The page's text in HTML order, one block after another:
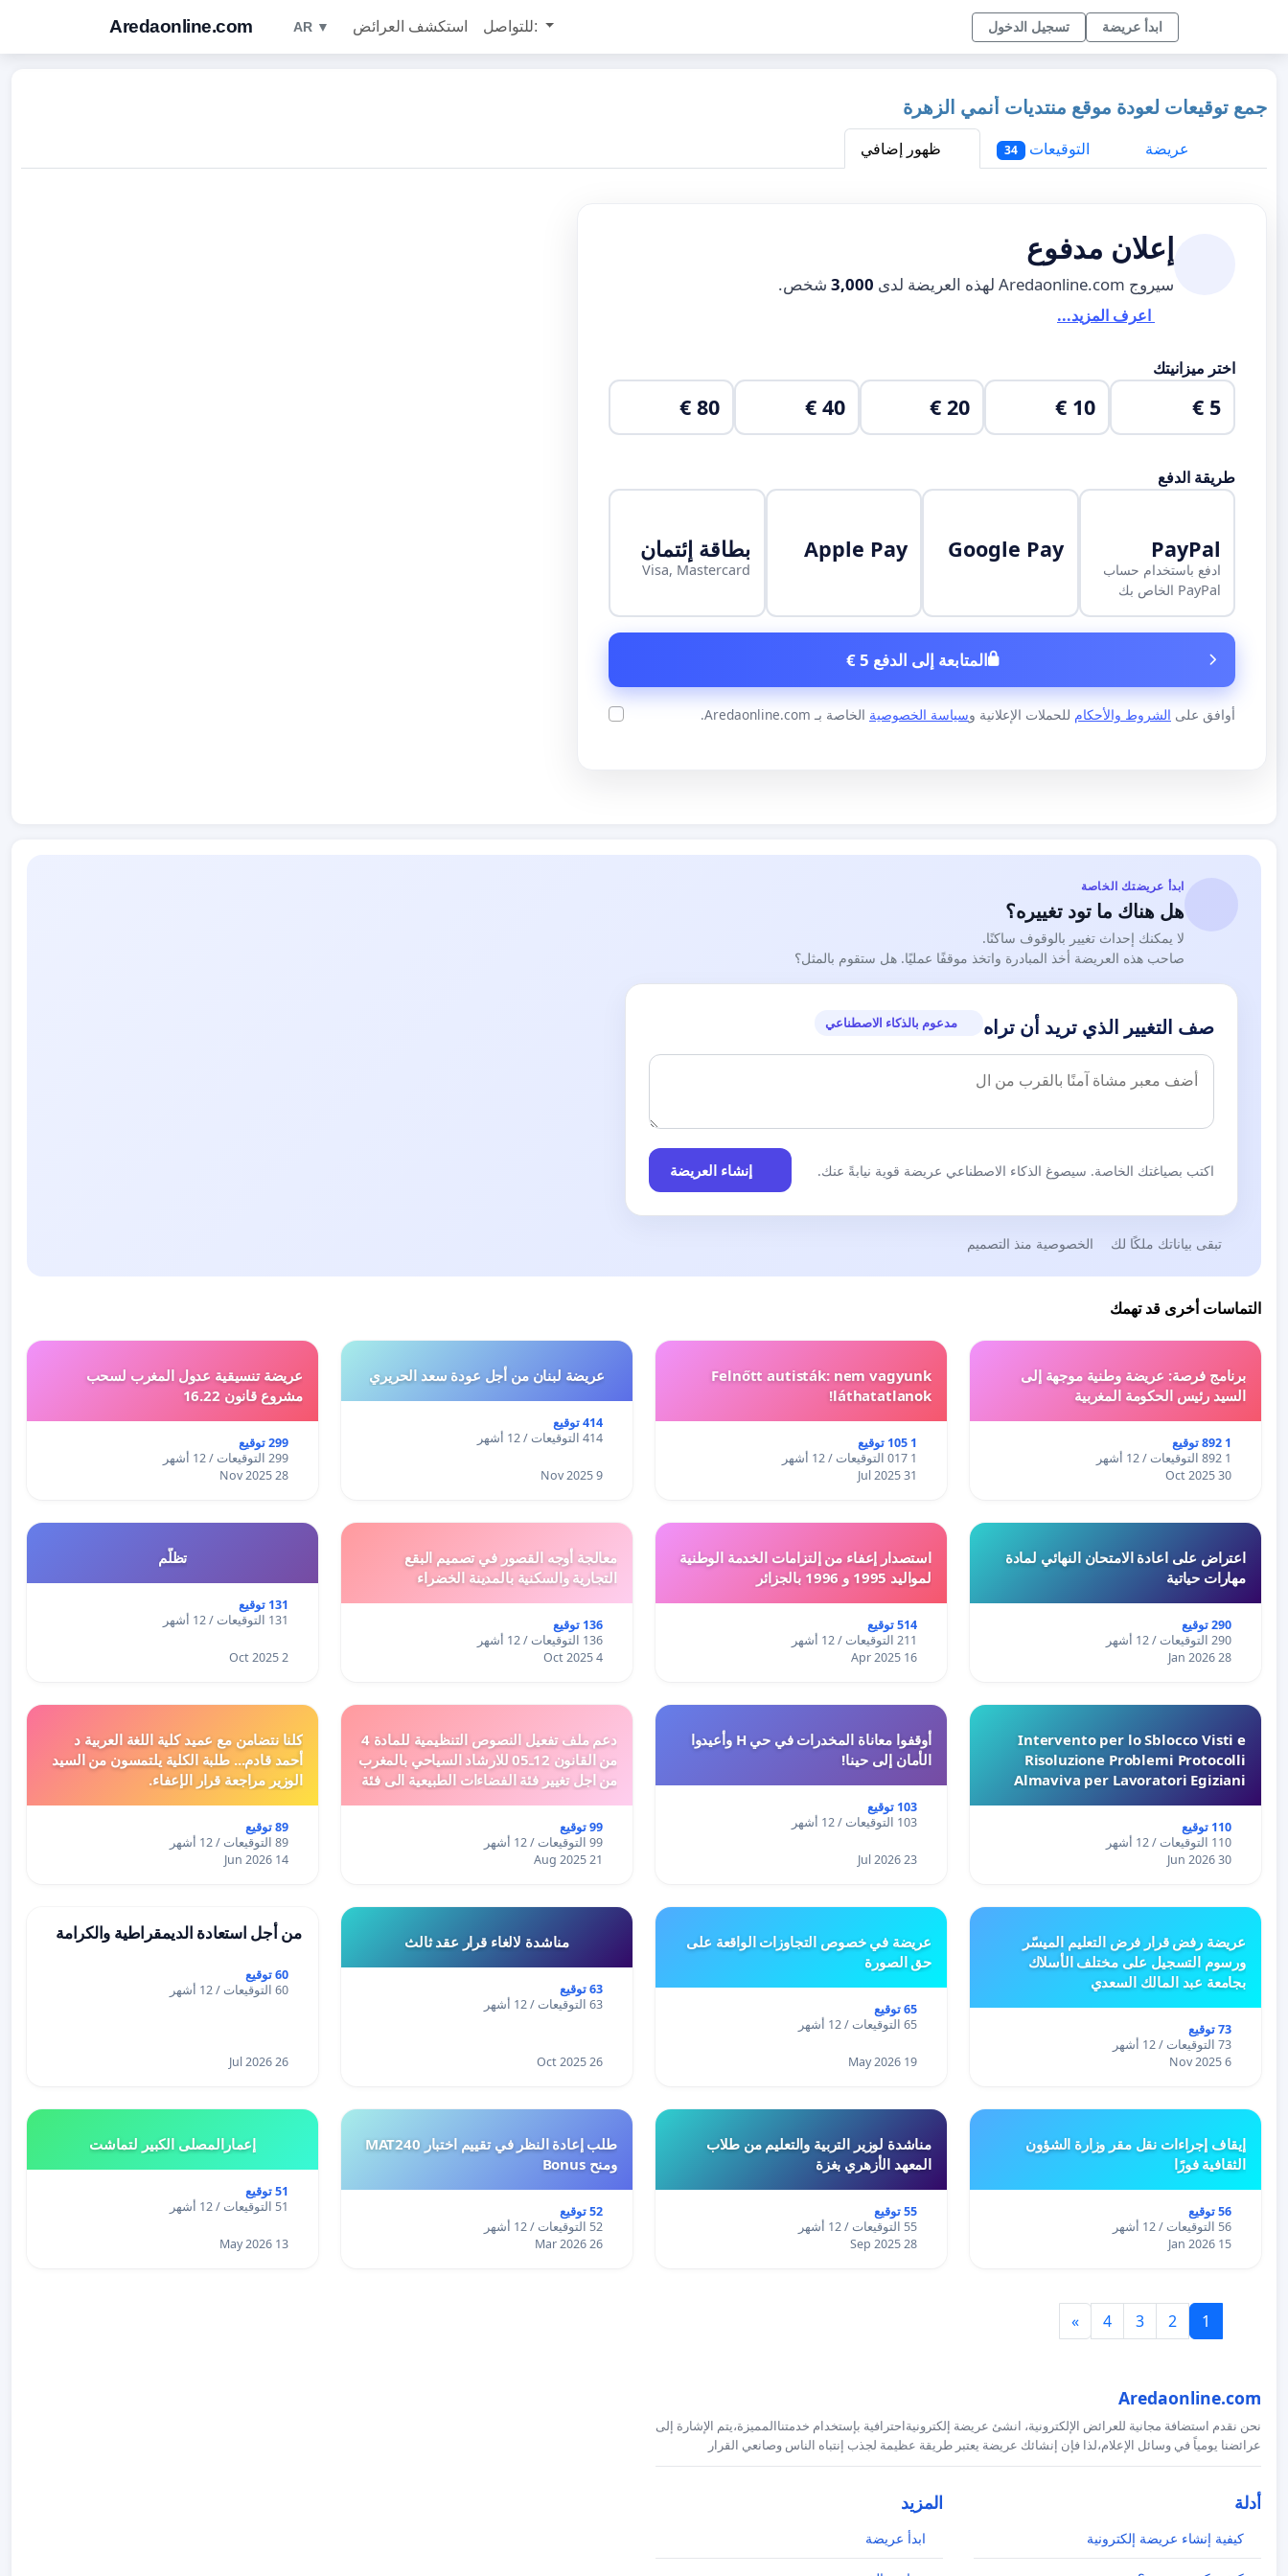
Aredaonline.com AR ▼ استكشف العرائض للتواصل: تسجيل الدخول ابدأ عريضة
جمع توقيعات لعودة موقع منتديات أنمي الزهرة
عريضة
التوقيعات 34 ظهور إضافي
إعلان مدفوع
سيروج Aredaonline.com لهذه العريضة لدى 3,000 شخص.
اعرف المزيد...
اختر ميزانيتك
5 €
10 €
20 €
40 €
80 €
طريقة الدفع
PayPal
ادفع باستخدام حساب
PayPal الخاص بك
Google Pay
Apple Pay بطاقة إئتمان
Visa, Mastercard
المتابعة إلى الدفع 5 €
أوافق على الشروط والأحكام للحملات الإعلانية وسياسة الخصوصية الخاصة بـ Aredaonline.com.
ابدأ عريضتك الخاصة
هل هناك ما تود تغييره؟
لا يمكنك إحداث تغيير بالوقوف ساكنًا.
صاحب هذه العريضة أخذ المبادرة واتخذ موقفًا عمليًا. هل ستقوم بالمثل؟
صف التغيير الذي تريد أن تراه مدعوم بالذكاء الاصطناعي
اكتب بصياغتك الخاصة. سيصوغ الذكاء الاصطناعي عريضة قوية نيابةً عنك. إنشاء العريضة
تبقى بياناتك ملكًا لك الخصوصية منذ التصميم
التماسات أخرى قد تهمك
برنامج فرصة: عريضة وطنية موجهة إلى
السيد رئيس الحكومة المغربية
1 892 توقيع
1 892 التوقيعات / 12 أشهر
30 Oct 2025
Felnőtt autisták: nem vagyunk
láthatatlanok!
1 105 توقيع
1 017 التوقيعات / 12 أشهر
31 Jul 2025
عريضة لبنان من أجل عودة سعد الحريري
414 توقيع
414 التوقيعات / 12 أشهر
9 Nov 2025
عريضة تنسيقية عدول المغرب لسحب
مشروع قانون 16.22
299 توقيع
299 التوقيعات / 12 أشهر
28 Nov 2025
اعتراض على اعادة الامتحان النهائي لمادة
مهارات حياتية
290 توقيع
290 التوقيعات / 12 أشهر
28 Jan 2026
استصدار إعفاء من إلتزامات الخدمة الوطنية
لمواليد 1995 و 1996 بالجزائر
514 توقيع
211 التوقيعات / 12 أشهر
16 Apr 2025
معالجة أوجه القصور في تصميم البقع
التجارية والسكنية بالمدينة الخضراء
136 توقيع
136 التوقيعات / 12 أشهر
4 Oct 2025
تظلّم
131 توقيع
131 التوقيعات / 12 أشهر
2 Oct 2025
Intervento per lo Sblocco Visti e
Risoluzione Problemi Protocolli
Almaviva per Lavoratori Egiziani
110 توقيع
110 التوقيعات / 12 أشهر
30 Jun 2026
أوقفوا معاناة المخدرات في حي H وأعيدوا
الأمان إلى حينا!
103 توقيع
103 التوقيعات / 12 أشهر
23 Jul 2026
دعم ملف تفعيل النصوص التنظيمية للمادة 4
من القانون 12ـ05 للارشاد السياحي بالمغرب
من اجل تغيير فئة الفضاءات الطبيعية الى فئة
99 توقيع
99 التوقيعات / 12 أشهر
21 Aug 2025
كلنا نتضامن مع عميد كلية اللغة العربية د
أحمد قادم... طلبة الكلية يلتمسون من السيد
الوزير مراجعة قرار الإعفاء.
89 توقيع
89 التوقيعات / 12 أشهر
14 Jun 2026
عريضة رفض قرار فرض التعليم الميسّر
ورسوم التسجيل على مختلف الأسلاك
بجامعة عبد المالك السعدي
73 توقيع
73 التوقيعات / 12 أشهر
6 Nov 2025
عريضة في خصوص التجاوزات الواقعة على
حق الصورة
65 توقيع
65 التوقيعات / 12 أشهر
19 May 2026
مناشدة لالغاء قرار عقد ثالث
63 توقيع
63 التوقيعات / 12 أشهر
26 Oct 2025
من أجل استعادة الديمقراطية والكرامة
60 توقيع
60 التوقيعات / 12 أشهر
26 Jul 2026
إيقاف إجراءات نقل مقر وزارة الشؤون
الثقافية فورًا
56 توقيع
56 التوقيعات / 12 أشهر
15 Jan 2026
مناشدة لوزير التربية والتعليم من طلاب
المعهد الأزهري بغزة
55 توقيع
55 التوقيعات / 12 أشهر
28 Sep 2025
طلب إعادة النظر في تقييم اختبار MAT240
ومنح Bonus
52 توقيع
52 التوقيعات / 12 أشهر
26 Mar 2026
إعمارالمصلى الكبير لتماشت
51 توقيع
51 التوقيعات / 12 أشهر
13 May 2026
1
2
3
4
»
Aredaonline.com
نحن نقدم استضافة مجانية للعرائض الإلكترونية، انشئ عريضة إلكترونيةاحترافية بإستخدام خدمتناالمميزة،يتم الإشارة إلى
عرائضنا يومياً في وسائل الإعلام،لذا فإن إنشائك عريضة يعتبر طريقة عظيمة لجذب إنتباه الناس وصانعي القرار
أدلة
كيفية إنشاء عريضة إلكترونية
المزيد
ابدأ عريضة